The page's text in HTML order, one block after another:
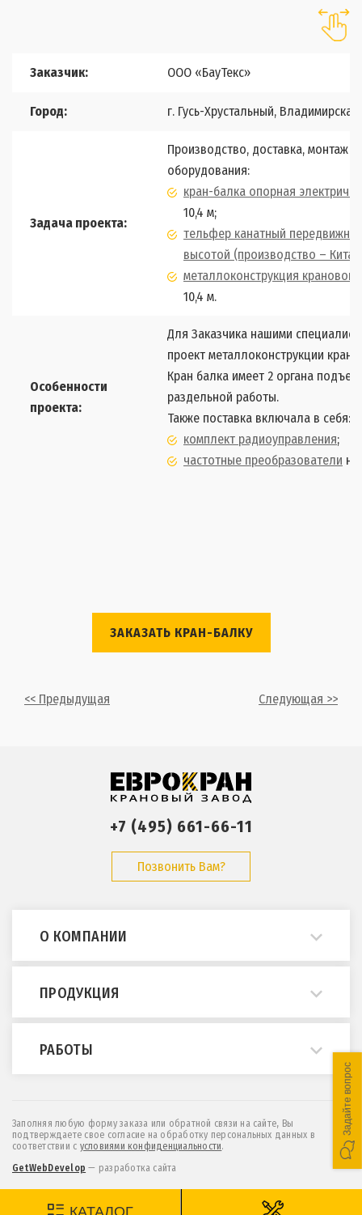
Заказчик: ООО «БауТекс»
Город: г. Гусь-Хрустальный,
Задача проекта:
Производство, доставка, монтаж
оборудования:
кран-балка опорная
10,4 м;
тельфер канатный
высотой (производство –
металлоконструкция крановой
10,4 м.
Особенности
проекта:
Для Заказчика нашими
проект металлоконструкции
Кран балка имеет 2 органа
раздельной работы.
Также поставка включала в себя:
комплект радиоуправления;
частотные преобразователи
ЗАКАЗАТЬ КРАН-БАЛКУ
<< Предыдущая Следующая >>
+7 (495) 661-66-11
Позвонить Вам?
О КОМПАНИИ
О нас
Примеры работ
Опросные листы
ГОСТы и нормативы
Контакты
Новости
ПРОДУКЦИЯ
Мостовые краны
Кран-балки
Козловые и полукозловые краны
Эстакады и монорельсы
РАБОТЫ
Проектирование
Обследование
Заполняя любую форму заказа или обратной связи на сайте, Вы
подтверждаете свое согласие на обработку персональных данных в
соответствии c условиями конфиденциальности.
GetWebDevelop — разработка сайта
КАТАЛОГ
Задайте вопрос